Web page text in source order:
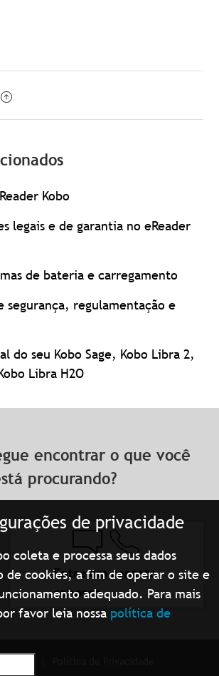
de privacidade
coleta e processa seus dados
de cookies, a fim de operar o site e
adequado. Para mais
favor leia nossa política de
Kobo
legais e de garantia no eReader
de bateria e carregamento
segurança, regulamentação e
do seu Kobo Sage, Kobo Libra 2,
Libra H2O
encontrar o que você
procurando?
Entre em contato
conosco
uso